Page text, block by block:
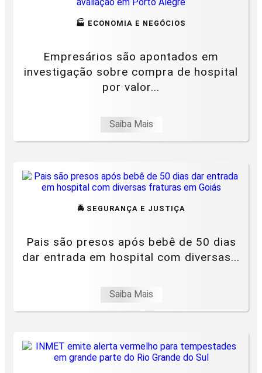
🏭 ECONOMIA E NEGÓCIOS
Empresários são apontados em
investigação sobre compra de hospital
por valor...
Saiba Mais
🚔 SEGURANÇA E JUSTIÇA
Pais são presos após bebê de 50 dias
dar entrada em hospital com diversas...
Saiba Mais